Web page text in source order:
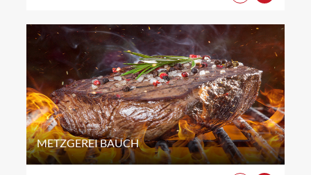
METZGEREI BAUCH